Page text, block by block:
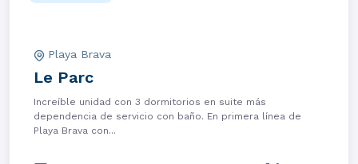
Playa Brava
Le Parc
Increíble unidad con 3 dormitorios en suite más
dependencia de servicio con baño. En primera línea de
Playa Brava con...